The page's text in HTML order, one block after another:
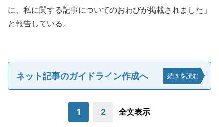
に、私に関する記事についてのおわびが掲載されました」
と報告している。
ネット記事のガイドライン作成へ 続きを読む
1 2 全文表示